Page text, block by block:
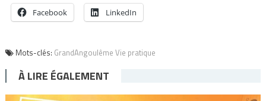
Facebook LinkedIn
Mots-clés: GrandAngoulême Vie pratique
À LIRE ÉGALEMENT